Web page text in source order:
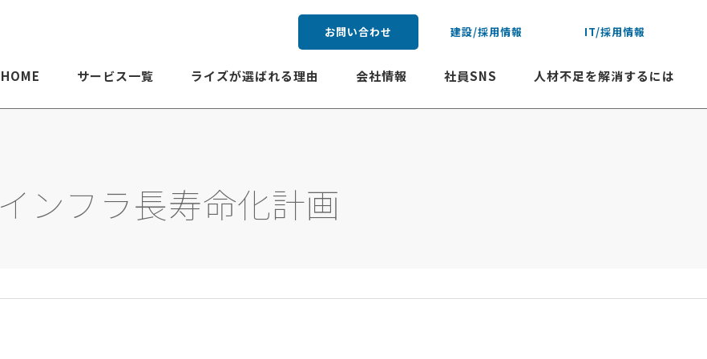
お問い合わせ 建設/採用情報 IT/採用情報
HOME サービス一覧 ライズが選ばれる理由 会社情報 社員SNS 人材不足を解消するには
インフラ長寿命化計画